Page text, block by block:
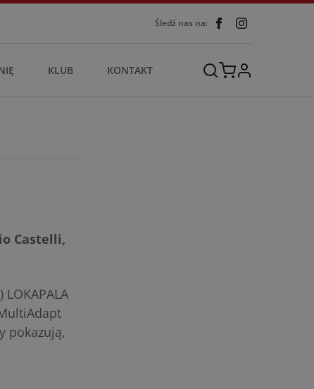
Śledź nas na:
KLUB KONTAKT
Castelli,
pokazują,